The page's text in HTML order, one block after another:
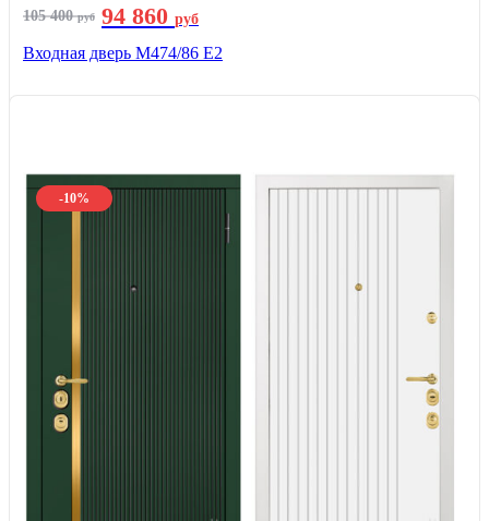
105 400руб 94 860 руб
Входная дверь М474/86 Е2
-10%